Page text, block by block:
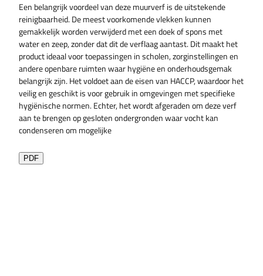
Een belangrijk voordeel van deze muurverf is de uitstekende
reinigbaarheid. De meest voorkomende vlekken kunnen
gemakkelijk worden verwijderd met een doek of spons met
water en zeep, zonder dat dit de verflaag aantast. Dit maakt het
product ideaal voor toepassingen in scholen, zorginstellingen en
andere openbare ruimten waar hygiëne en onderhoudsgemak
belangrijk zijn. Het voldoet aan de eisen van HACCP, waardoor het
veilig en geschikt is voor gebruik in omgevingen met specifieke
hygiënische normen. Echter, het wordt afgeraden om deze verf
aan te brengen op gesloten ondergronden waar vocht kan
condenseren om mogelijke
PDF